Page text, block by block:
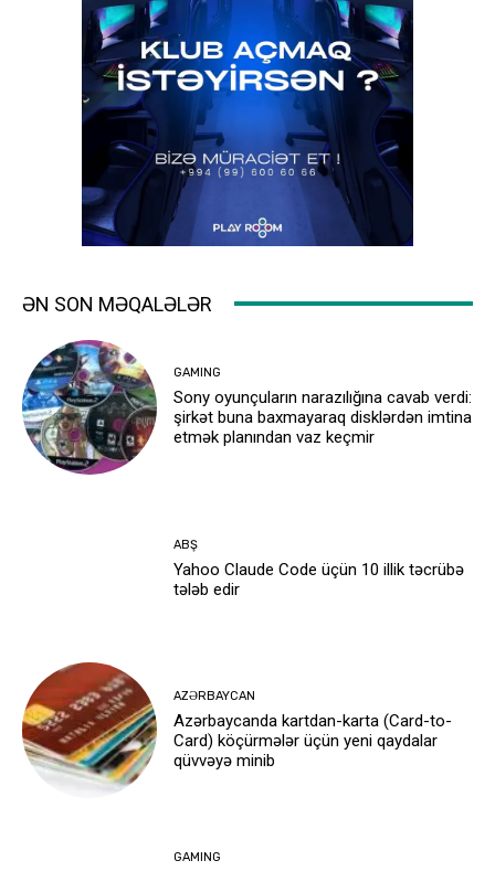
ƏN SON MƏQALƏLƏR
GAMING
Sony oyunçuların narazılığına cavab verdi:
şirkət buna baxmayaraq disklərdən imtina
etmək planından vaz keçmir
ABŞ
Yahoo Claude Code üçün 10 illik təcrübə
tələb edir
AZƏRBAYCAN
Azərbaycanda kartdan-karta (Card-to-
Card) köçürmələr üçün yeni qaydalar
qüvvəyə minib
GAMING